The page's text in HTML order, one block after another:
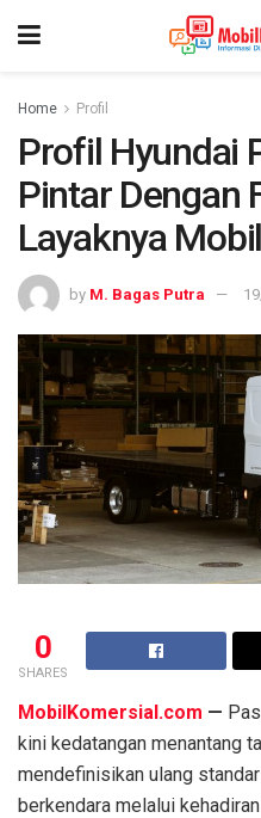
Home Profil
Profil Hyundai
Pintar Dengan
Layaknya
by M. Bagas Putra
0
SHARES
MobilKomersial.com —
kini kedatangan menantang
mendefinisikan ulang
berkendara melalui